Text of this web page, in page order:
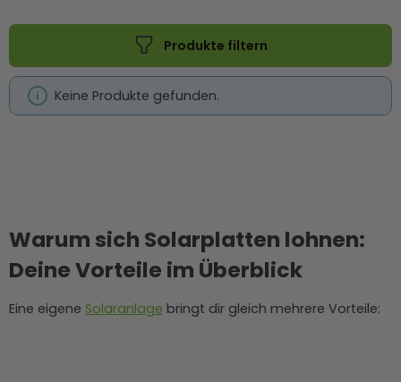
Produkte filtern
Keine Produkte gefunden.
Warum sich Solarplatten lohnen:
Deine Vorteile im Überblick
Eine eigene Solaranlage bringt dir gleich mehrere Vorteile: